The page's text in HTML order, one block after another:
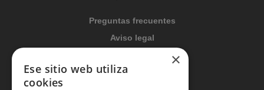
Preguntas frecuentes
Aviso legal
Condiciones generales
Política de privacidad
×
Ese sitio web utiliza
cookies